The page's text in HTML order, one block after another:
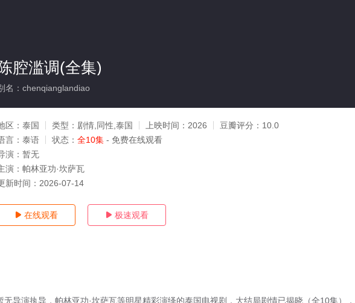
腔滥调(全集)
名：chenqianglandiao
区： 泰国 类型： 剧情,同性,泰国 上映时间： 2026 豆瓣评分： 10.0
言： 泰语 状态： 全10集 - 免费在线观看
演： 暂无
演： 帕林亚功·坎萨瓦
新时间： 2026-07-14
 在线观看  极速观看
导演执导，帕林亚功·坎萨瓦等明星精彩演绎的泰国电视剧，大结局剧情已揭晓（全10集），